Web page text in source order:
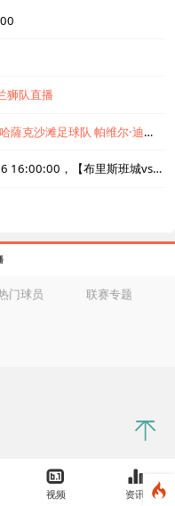
狮队直播
哈薩克沙滩足球队 帕维尔·迪奥伯德
【直播内容】：北京时间2026-06-06 16:00:00，【布里斯班城vs昆士兰狮队】直播准时在线播放，喜欢看比赛的朋友可以提前收藏本页面以免错过直播。盈点直播网_足球直播还为您在本页面索引了相关直播、布里斯班城直播、昆士兰狮队直播的近期比赛列表以及两队历史交锋、两队赛程。
视频 资讯
门球员 联赛专题